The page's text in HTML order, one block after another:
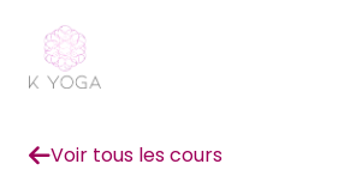
Voir tous les cours